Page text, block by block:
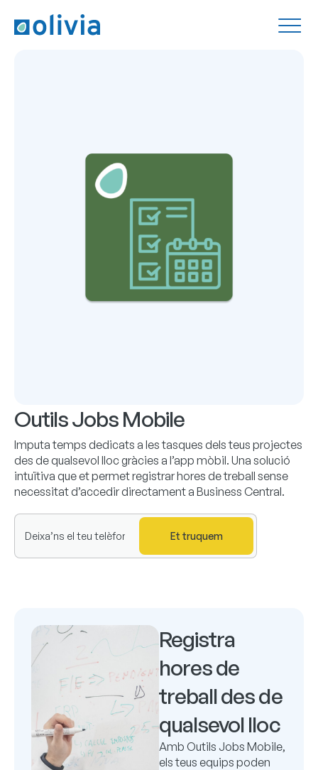
Outils Jobs Mobile
Imputa temps dedicats a les tasques dels teus projectes
des de qualsevol lloc gràcies a l’app mòbil. Una solució
intuïtiva que et permet registrar hores de treball sense
necessitat d’accedir directament a Business Central.
Et truquem
Registra
hores de
treball des de
qualsevol lloc
Amb Outils Jobs Mobile,
els teus equips poden